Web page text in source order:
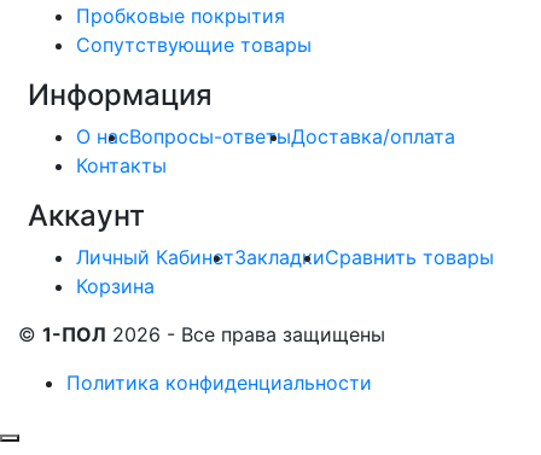
Пробковые покрытия
Сопутствующие товары
Информация
О насВопросы-ответыДоставка/оплата
Контакты
Аккаунт
Личный КабинетЗакладкиСравнить товары
Корзина
© 1-ПОЛ 2026 - Все права защищены
Политика конфиденциальности